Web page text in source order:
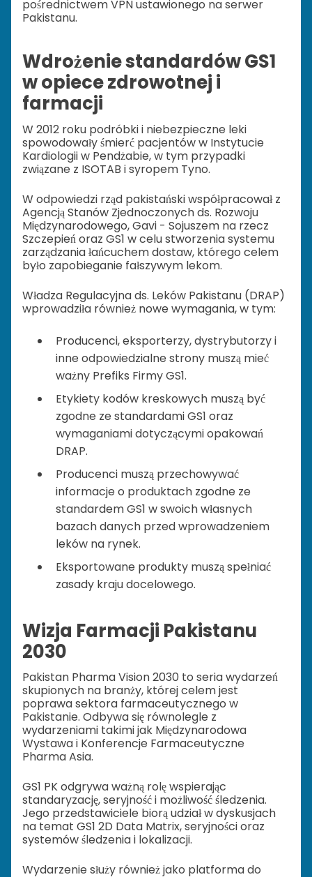
pośrednictwem VPN ustawionego na serwer
Pakistanu.
Wdrożenie standardów GS1
w opiece zdrowotnej i
farmacji
W 2012 roku podróbki i niebezpieczne leki
spowodowały śmierć pacjentów w Instytucie
Kardiologii w Pendżabie, w tym przypadki
związane z ISOTAB i syropem Tyno.
W odpowiedzi rząd pakistański współpracował z
Agencją Stanów Zjednoczonych ds. Rozwoju
Międzynarodowego, Gavi - Sojuszem na rzecz
Szczepień oraz GS1 w celu stworzenia systemu
zarządzania łańcuchem dostaw, którego celem
było zapobieganie fałszywym lekom.
Władza Regulacyjna ds. Leków Pakistanu (DRAP)
wprowadziła również nowe wymagania, w tym:
Producenci, eksporterzy, dystrybutorzy i
inne odpowiedzialne strony muszą mieć
ważny Prefiks Firmy GS1.
Etykiety kodów kreskowych muszą być
zgodne ze standardami GS1 oraz
wymaganiami dotyczącymi opakowań
DRAP.
Producenci muszą przechowywać
informacje o produktach zgodne ze
standardem GS1 w swoich własnych
bazach danych przed wprowadzeniem
leków na rynek.
Eksportowane produkty muszą spełniać
zasady kraju docelowego.
Wizja Farmacji Pakistanu
2030
Pakistan Pharma Vision 2030 to seria wydarzeń
skupionych na branży, której celem jest
poprawa sektora farmaceutycznego w
Pakistanie. Odbywa się równolegle z
wydarzeniami takimi jak Międzynarodowa
Wystawa i Konferencje Farmaceutyczne
Pharma Asia.
GS1 PK odgrywa ważną rolę wspierając
standaryzację, seryjność i możliwość śledzenia.
Jego przedstawiciele biorą udział w dyskusjach
na temat GS1 2D Data Matrix, seryjności oraz
systemów śledzenia i lokalizacji.
Wydarzenie służy również jako platforma do